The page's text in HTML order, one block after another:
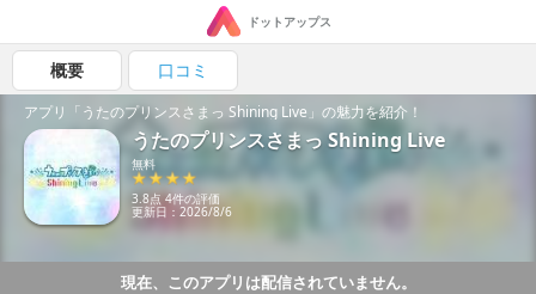
ドットアップス
概要 口コミ
アプリ「うたのプリンスさまっ Shining Live」の魅力を紹介！
うたのプリンスさまっ Shining Live
無料
3.8点 4件の評価
更新日：2026/8/6
現在、このアプリは配信されていません。